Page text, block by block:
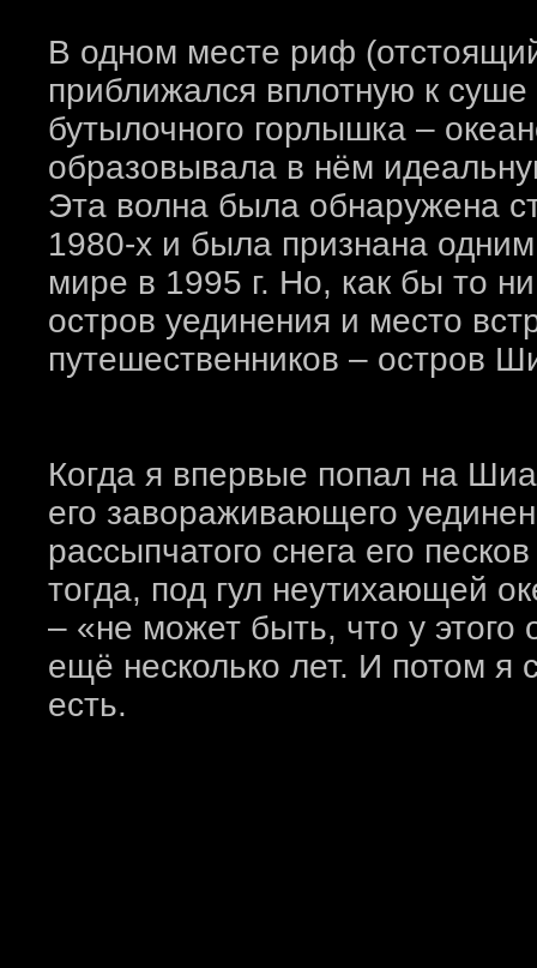
В одном месте риф
приближался вплотную к
бутылочного горлышка –
образовывала в нём
Эта волна была обнаружена
1980-х и была признана
мире в 1995 г. Но, как бы то
остров уединения и место
путешественников – остров
Когда я впервые попал на
его завораживающего
рассыпчатого снега его
тогда, под гул неутихающей
– «не может быть, что у
ещё несколько лет. И потом я
есть.